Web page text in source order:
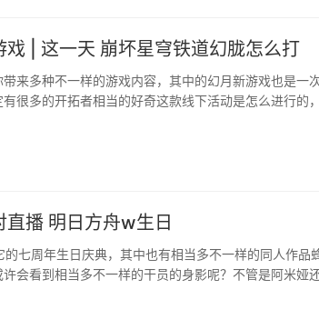
| 这一天 崩坏星穹铁道幻胧怎么打
来多种不一样的游戏内容，其中的幻月新游戏也是一
很多的开拓者相当的好奇这款线下活动是怎么进行的
播 明日方舟w生日
七周年生日庆典，其中也有相当多不一样的同人作品
会看到相当多不一样的干员的身影呢？不管是阿米娅